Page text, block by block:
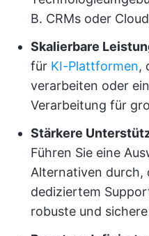
B. CRMs oder
Skalierbare
für KI-Plattformen,
verarbeiten oder
Verarbeitung für
Stärkere
Führen Sie eine
Alternativen durch,
dediziertem
robuste und